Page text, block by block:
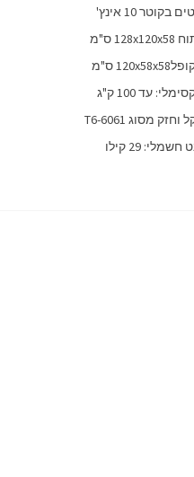
10 אינץ'
128x120x58ס"מ
120x58x58ס"מ
עד 100 ק"ג
וחזק מסוג T6-6061
29 קילו